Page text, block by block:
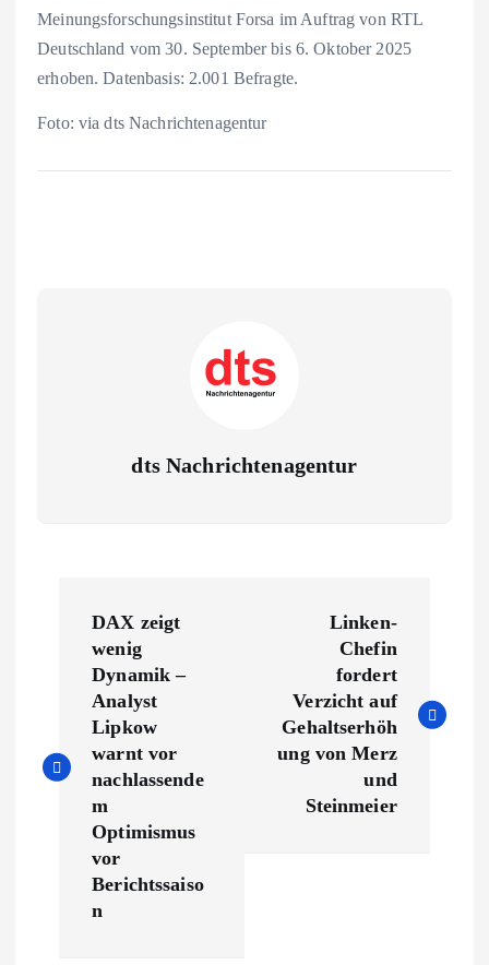
Meinungsforschungsinstitut Forsa im Auftrag von RTL
Deutschland vom 30. September bis 6. Oktober 2025
erhoben. Datenbasis: 2.001 Befragte.
Foto: via dts Nachrichtenagentur
dts Nachrichtenagentur
t
DAX zeigt
wenig
Dynamik –
Analyst
Lipkow
warnt vor
nachlassende
m
Optimismus
vor
Berichtssaiso
n
Linken-
Chefin
fordert
Verzicht auf
Gehaltserhöh
ung von Merz
und
Steinmeier